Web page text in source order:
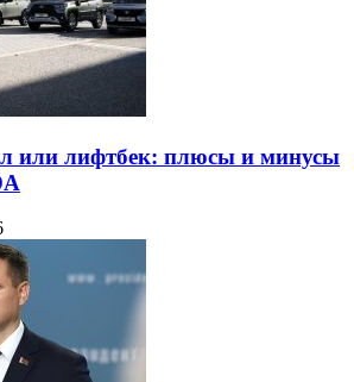
или лифтбек: плюсы и минусы